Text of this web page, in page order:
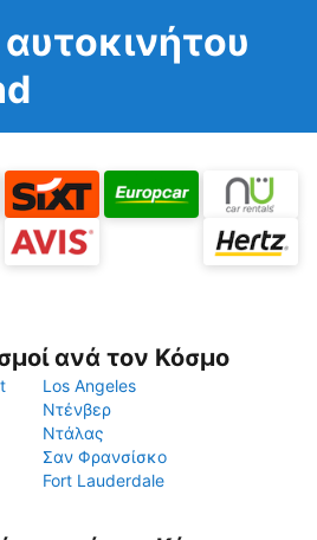
ανά τον Κόσμο
Los Angeles
Ντένβερ
Ντάλας
Σαν Φρανσίσκο
Fort Lauderdale